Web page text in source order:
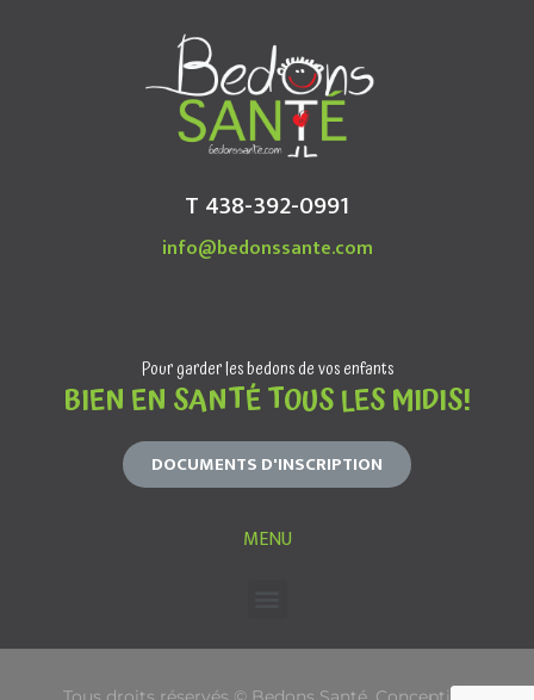
T 438-392-0991
info@bedonssante.com
Pour garder les bedons de vos enfants
BIEN EN SANTÉ TOUS LES MIDIS!
DOCUMENTS D'INSCRIPTION
MENU